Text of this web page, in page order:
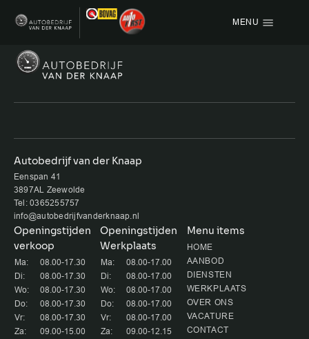
MENU
Menu items
HOME
VERKOCHT
CONTACT
Autobedrijf van der Knaap
Eenspan 41
3897AL Zeewolde
Tel: 0365255757
info@autobedrijfvanderknaap.nl
Openingstijden
verkoop
Ma:
08.00-17.30
Di:
08.00-17.30
Wo:
08.00-17.30
Do:
08.00-17.30
Vr:
08.00-17.30
Za:
09.00-15.00
Openingstijden
Werkplaats
Ma:
08.00-17.00
Di:
08.00-17.00
Wo:
08.00-17.00
Do:
08.00-17.00
Vr:
08.00-17.00
Za:
09.00-12.15
Menu items
HOME
AANBOD
DIENSTEN
WERKPLAATS
OVER ONS
VACATURE
CONTACT